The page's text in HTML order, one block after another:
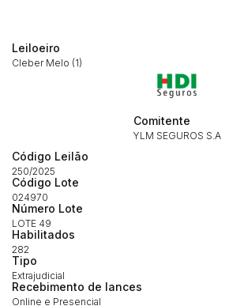
Leiloeiro
Cleber Melo (1)
Comitente
YLM SEGUROS S.A
Código Leilão
250/2025
Código Lote
024970
Número Lote
LOTE 49
Habilitados
282
Tipo
Extrajudicial
Recebimento de lances
Online e Presencial
Envie sua Proposta
(Art. 895, CPC)
Histórico de Propostas
14/04/2025 18:43:11
Habilite-se para efetuar lances ou
propostas